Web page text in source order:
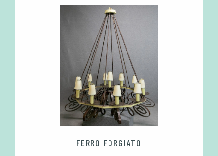
FERRO FORGIATO